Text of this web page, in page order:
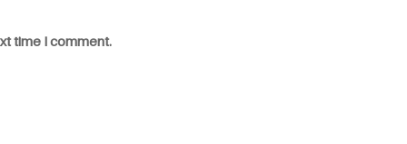
time I comment.